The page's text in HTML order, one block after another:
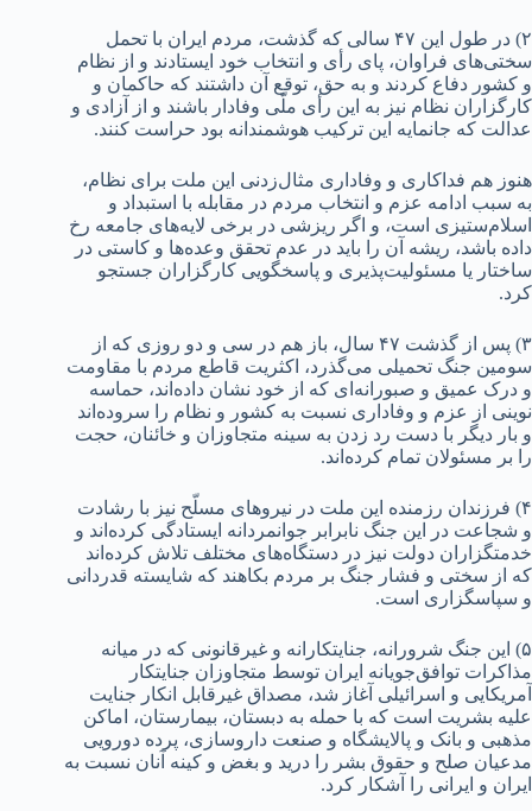
۲) در طول این ۴۷ سالی که گذشت، مردم ایران با تحمل
سختی‌های فراوان، پای رأی و انتخاب خود ایستادند و از نظام
و کشور دفاع کردند و به حق، توقع آن داشتند که حاکمان و
کارگزاران نظام نیز به این رأی ملّی وفادار باشند و از آزادی و
عدالت که جانمایه این ترکیب هوشمندانه بود حراست کنند.
هنوز هم فداکاری و وفاداری مثال‌زدنی این ملت برای نظام،
به سبب ادامه عزم و انتخاب مردم در مقابله با استبداد و
اسلام‌ستیزی است، و اگر ریزشی در برخی لایه‌های جامعه رخ
داده باشد، ریشه آن را باید در عدم تحقق وعده‌ها و کاستی در
ساختار یا مسئولیت‌پذیری و پاسخگویی کارگزاران جستجو
کرد.
۳) پس از گذشت ۴۷ سال، باز هم در سی و دو روزی که از
سومین جنگ تحمیلی می‌گذرد، اکثریت قاطع مردم با مقاومت
و درک عمیق و صبورانه‌ای که از خود نشان داده‌اند، حماسه
نوینی از عزم و وفاداری نسبت به کشور و نظام را سروده‌اند
و بار دیگر با دست رد زدن به سینه متجاوزان و خائنان، حجت
را بر مسئولان تمام کرده‌اند.
۴) فرزندان رزمنده این ملت در نیروهای مسلّح نیز با رشادت
و شجاعت در این جنگ نابرابر جوانمردانه ایستادگی کرده‌اند و
خدمتگزاران دولت نیز در دستگاه‌های مختلف تلاش کرده‌اند
که از سختی و فشار جنگ بر مردم بکاهند که شایسته قدردانی
و سپاسگزاری است.
۵) این جنگ شرورانه، جنایتکارانه و غیرقانونی که در میانه
مذاکرات توافق‌جویانه ایران توسط متجاوزان جنایتکار
آمریکایی و اسرائیلی آغاز شد، مصداق غیرقابل انکار جنایت
علیه بشریت است که با حمله به دبستان، بیمارستان، اماکن
مذهبی و بانک و پالایشگاه و صنعت داروسازی، پرده دورویی
مدعیان صلح و حقوق بشر را درید و بغض و کینه آنان نسبت به
ایران و ایرانی را آشکار کرد.